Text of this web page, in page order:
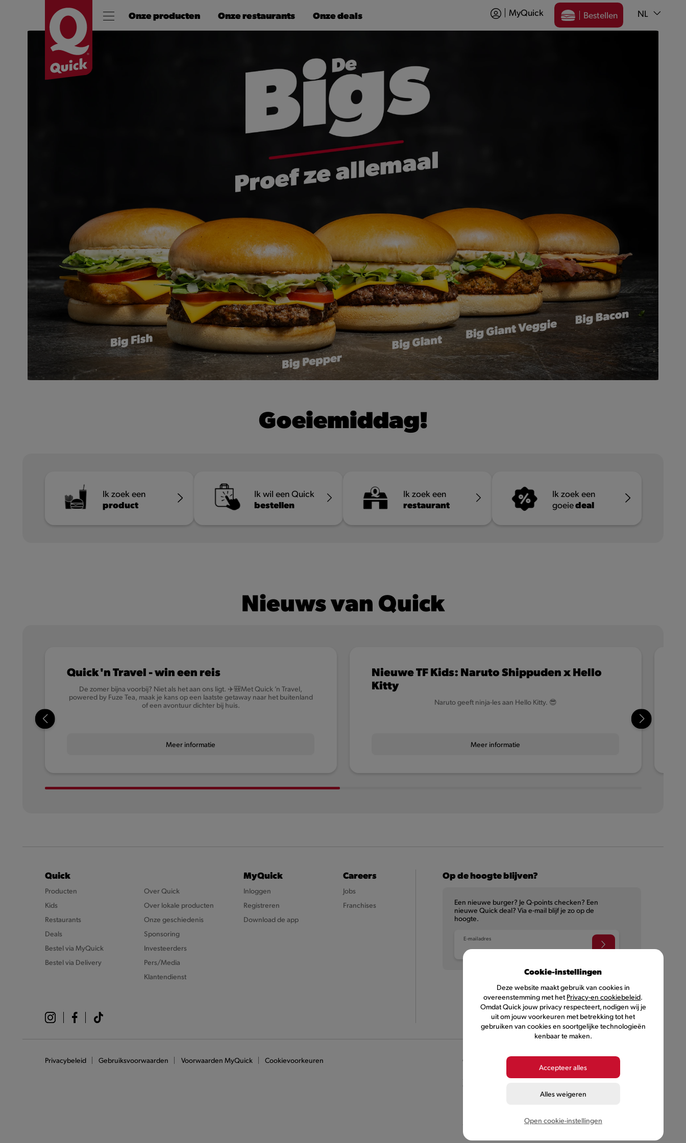
Onze producten Onze restaurants Onze deals MyQuick Bestellen NL
Goeiemiddag!
Ik zoek een
product
Ik wil een Quick
bestellen
Ik zoek een
restaurant
Ik zoek een
goeiedeal
Nieuws van Quick
Quick 'n Travel - win een reis
De zomer bijna voorbij? Niet als het aan ons ligt. ✈️🎒Met Quick ’n Travel,
powered by Fuze Tea, maak je kans op een laatste getaway naar het buitenland
of een avontuur dichter bij huis.​
Meer informatie
Nieuwe TF Kids: Naruto Shippuden x Hello
Kitty
Naruto geeft ninja-les aan Hello Kitty. 😎
Meer informatie
Quick
Producten
Kids
Restaurants
Deals
Bestel via MyQuick
Bestel via Delivery
Over Quick
Over lokale producten
Onze geschiedenis
Sponsoring
Investeerders
Pers/Media
Klantendienst
MyQuick
Inloggen
Registreren
Download de app
Careers
Jobs
Franchises
Op de hoogte blijven?
Een nieuwe burger? Je Q-points checken? Een
nieuwe Quick deal? Via e-mail blijf je zo op de
hoogte.
E-mailadres
NL FR
Privacybeleid Gebruiksvoorwaarden Voorwaarden MyQuick Cookievoorkeuren ©
Quick, lid van Comeos en Bemora
Burger Brands Belgium NV, maatschappelijke zetel :
Sneeuwbeslaan 20/09, 2610 Wilrijk, KBO nummer
0460.954.490
Cookie-instellingen
Deze website maakt gebruik van cookies in
overeenstemming met het Privacy-en cookiebeleid.
Omdat Quick jouw privacy respecteert, nodigen wij je
uit om jouw voorkeuren met betrekking tot het
gebruiken van cookies en soortgelijke technologieën
kenbaar te maken.
Accepteer alles
Alles weigeren
Open cookie-instellingen